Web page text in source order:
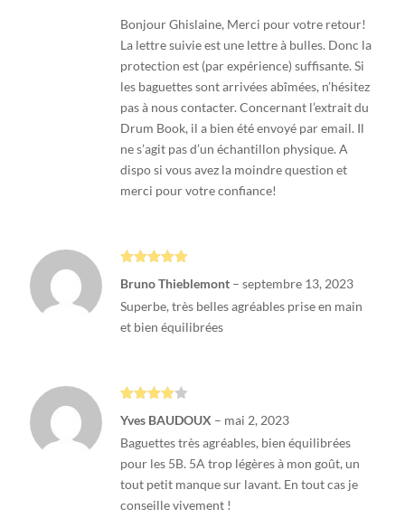
Bonjour Ghislaine, Merci pour votre retour!
La lettre suivie est une lettre à bulles. Donc la
protection est (par expérience) suffisante. Si
les baguettes sont arrivées abîmées, n’hésitez
pas à nous contacter. Concernant l’extrait du
Drum Book, il a bien été envoyé par email. Il
ne s’agit pas d’un échantillon physique. A
dispo si vous avez la moindre question et
merci pour votre confiance!
5
Bruno Thieblemont – septembre 13, 2023
Superbe, très belles agréables prise en main
et bien équilibrées
sur 5
Yves BAUDOUX – mai 2, 2023
Baguettes très agréables, bien équilibrées
pour les 5B. 5A trop légères à mon goût, un
tout petit manque sur lavant. En tout cas je
conseille vivement !